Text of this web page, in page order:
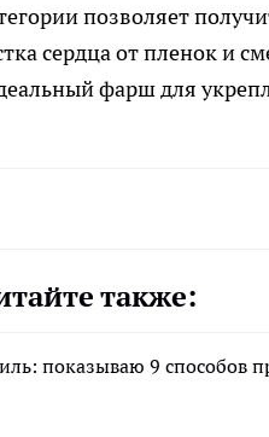
позволяет
сердца от пленок и
фарш для
также:
показываю 9 способов